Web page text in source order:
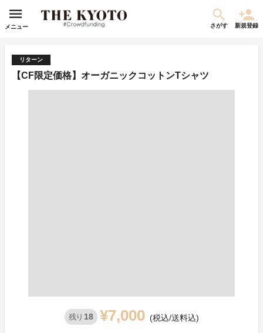
メニュー さがす 新規登録
リターン
【CF限定価格】オーガニックコットンTシャツ
残り 18 ¥7,000 (税込/送料込)